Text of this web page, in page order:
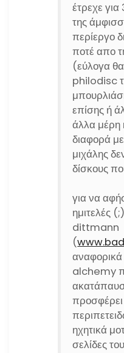
έτρεχε
της
περίεργο
ποτέ απο
(εύλογα
philodisc
επίσης ή
άλλα μέρη
διαφορά με
μιχάλης
δίσκους
για να
ημιτελές
dittmann
(
alchemy
ηχητικά
σελίδες